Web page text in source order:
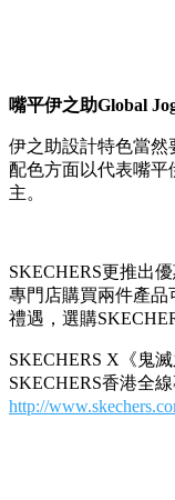
嘴平伊之助Global
伊之助設計特色當然
配色方面以代表嘴平
主。
SKECHERS更推出
專門店購買兩件產品
禮遇，選購
SKECHERS X《鬼
SKECHERS香港全
http://